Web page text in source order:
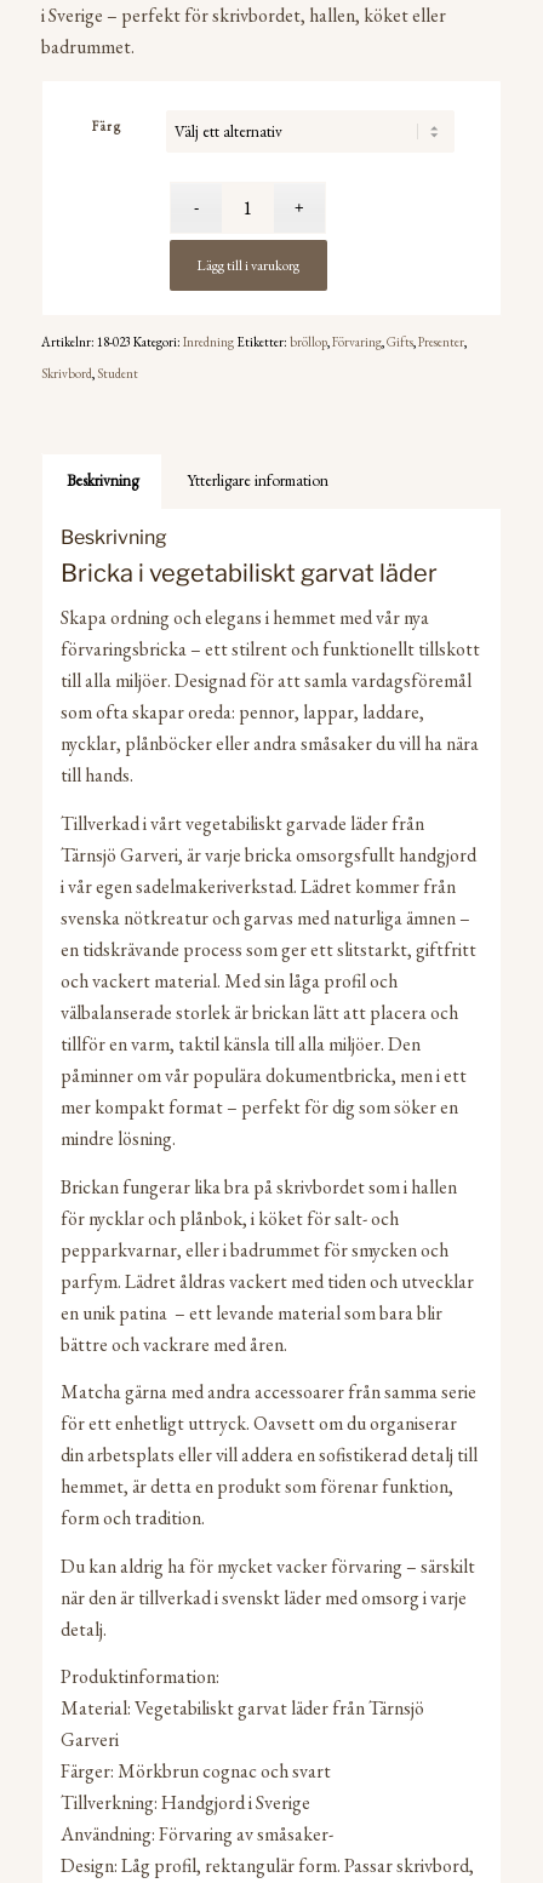
i Sverige – perfekt för skrivbordet, hallen, köket eller
badrummet.
Färg
Lägg till i varukorg
Artikelnr: 18-023 Kategori: Inredning Etiketter: bröllop, Förvaring, Gifts, Presenter,
Skrivbord Student
Beskrivning Ytterligare information
Beskrivning
Bricka i vegetabiliskt garvat läder
Skapa ordning och elegans i hemmet med vår nya
förvaringsbricka – ett stilrent och funktionellt tillskott
till alla miljöer. Designad för att samla vardagsföremål
som ofta skapar oreda: pennor, lappar, laddare,
nycklar, plånböcker eller andra småsaker du vill ha nära
till hands.
Tillverkad i vårt vegetabiliskt garvade läder från
Tärnsjö Garveri, är varje bricka omsorgsfullt handgjord
i vår egen sadelmakeriverkstad. Lädret kommer från
svenska nötkreatur och garvas med naturliga ämnen –
en tidskrävande process som ger ett slitstarkt, giftfritt
och vackert material. Med sin låga profil och
välbalanserade storlek är brickan lätt att placera och
tillför en varm, taktil känsla till alla miljöer. Den
påminner om vår populära dokumentbricka, men i ett
mer kompakt format – perfekt för dig som söker en
mindre lösning.
Brickan fungerar lika bra på skrivbordet som i hallen
för nycklar och plånbok, i köket för salt- och
pepparkvarnar, eller i badrummet för smycken och
parfym. Lädret åldras vackert med tiden och utvecklar
en unik patina – ett levande material som bara blir
bättre och vackrare med åren.
Matcha gärna med andra accessoarer från samma serie
för ett enhetligt uttryck. Oavsett om du organiserar
din arbetsplats eller vill addera en sofistikerad detalj till
hemmet, är detta en produkt som förenar funktion,
form och tradition.
Du kan aldrig ha för mycket vacker förvaring – särskilt
när den är tillverkad i svenskt läder med omsorg i varje
detalj.
Produktinformation:
Material: Vegetabiliskt garvat läder från Tärnsjö
Garveri
Färger: Mörkbrun cognac och svart
Tillverkning: Handgjord i Sverige
Användning: Förvaring av småsaker-
Design: Låg profil, rektangulär form. Passar skrivbord,